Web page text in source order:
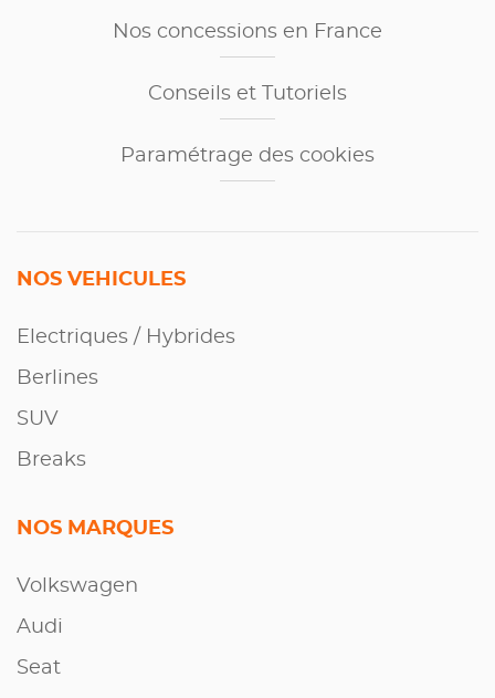
Nos concessions en France
Conseils et Tutoriels
Paramétrage des cookies
NOS VEHICULES
Electriques / Hybrides
Berlines
SUV
Breaks
NOS MARQUES
Volkswagen
Audi
Seat